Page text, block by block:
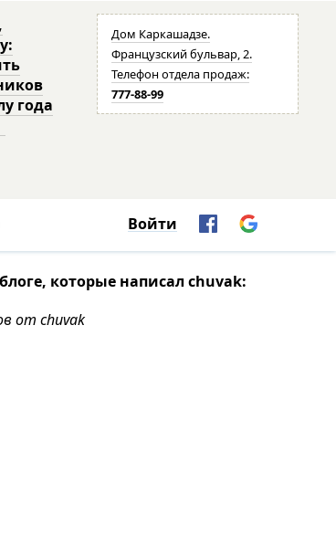
года
Дом Каркашадзе.
Французский бульвар, 2.
Телефон отдела продаж:
777-88-99
Войти
которые написал chuvak:
от chuvak